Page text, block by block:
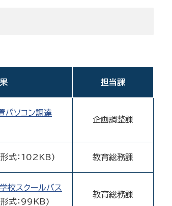
担当課
パソコン調達
企画調整課
式：102KB) 教育総務課
校スクールバス
式：99KB)
教育総務課